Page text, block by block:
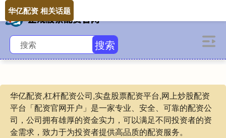
搜索
华亿配资,杠杆配资公司,实盘股票配资平台,网上炒股配资
平台「配资官网开户」是一家专业、安全、可靠的配资公
司，公司拥有雄厚的资金实力，可以满足不同投资者的资
金需求，致力于为投资者提供高品质的配资服务。
华亿配资 相关话题